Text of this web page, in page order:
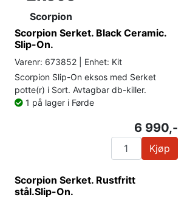
Scorpion
Scorpion Serket. Black Ceramic.
Slip-On.
Varenr: 673852 | Enhet: Kit
Scorpion Slip-On eksos med Serket
potte(r) i Sort. Avtagbar db-killer.
1 på lager i Førde
6 990,-
Kjøp
Scorpion Serket. Rustfritt
stål.Slip-On.